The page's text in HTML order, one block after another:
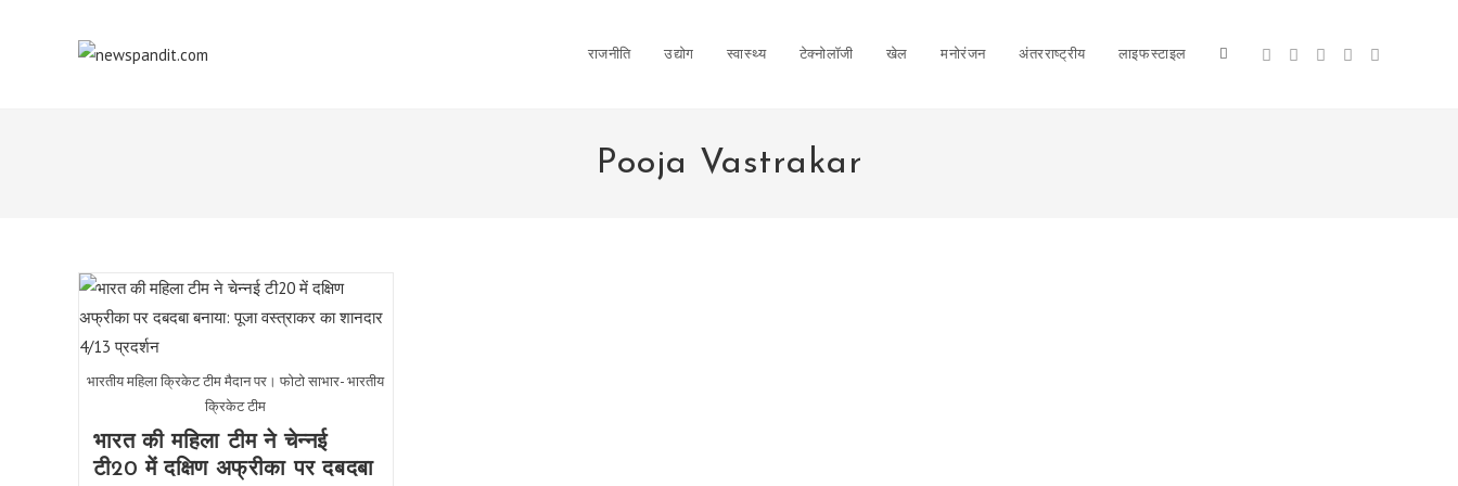
राजनीति उद्योग स्वास्थ्य टेक्नोलॉजी खेल मनोरंजन अंतरराष्ट्रीय लाइफस्टाइल Toggle
Pooja Vastrakar
भारतीय महिला क्रिकेट टीम मैदान पर। फोटो साभार- भारतीय
क्रिकेट टीम
भारत की महिला टीम ने चेन्नई
टी20 में दक्षिण अफ्रीका पर दबदबा